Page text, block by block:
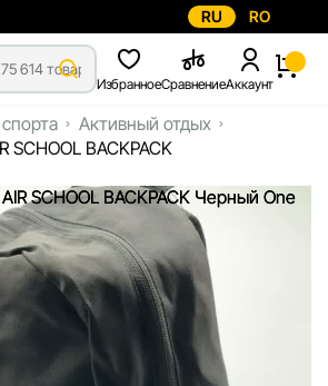
RU RO
ИзбранноеСравнениеАккаунт
Активный отдых
SCHOOL BACKPACK